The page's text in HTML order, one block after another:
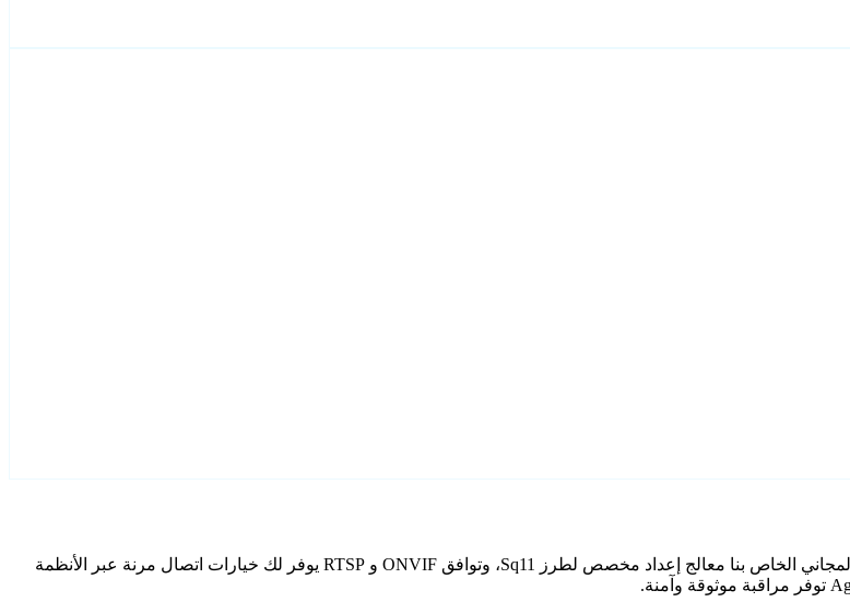
قم بتكوين Sq11 كاميرات IP الخاصة بك باستخدام Agent DVR. يتضمن برنامج المراقبة المجاني الخاص بنا معالج إعداد مخصص لطرز Sq11، وتوافق ONVIF و RTSP يوفر لك خيارات اتصال مرنة عبر الأنظمة